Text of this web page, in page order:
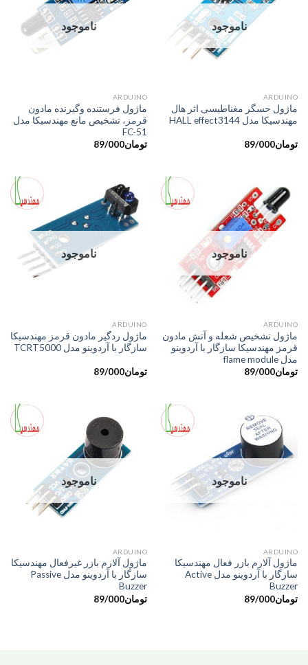
ناموجود
ARDUINO
ماژول حسگر مغناطیسی اثر هال
مهندسیکا مدل HALL effect3144
تومان89/000
ناموجود
ARDUINO
ماژول فرستنده وگیرنده مادون
قرمز، تشخیص مانع مهندسیکا مدل
FC-51
تومان89/000
ناموجود
ARDUINO
ماژول تشخیص شعله و آتش مادون
قرمز مهندسیکا سازگار با آردوینو
مدل flame module
تومان89/000
ناموجود
ماژول ردگیر مادون قرمز مهندسیکا
سازگار با آردوینو مدل TCRT5000
تومان89/000
ناموجود
ARDUINO
ماژول آلارم بازر فعال مهندسیکا
سازگار با آردوینو مدل Active
Buzzer
تومان89/000
ناموجود
ARDUINO
ماژول آلارم بازر غیرفعال مهندسیکا
سازگار با آردوینو مدل Passive
Buzzer
تومان89/000